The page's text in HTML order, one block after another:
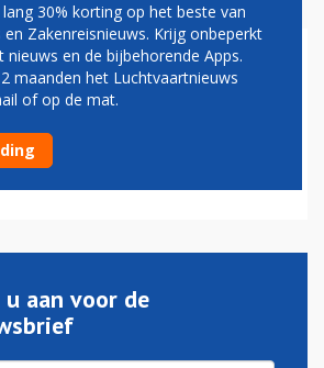
van zwarte lijst luchtvaart af
u aan voor de
30% korting op het beste van
Zakenreisnieuws. Krijg onbeperkt
en de bijbehorende Apps.
maanden het Luchtvaartnieuws
of op de mat.